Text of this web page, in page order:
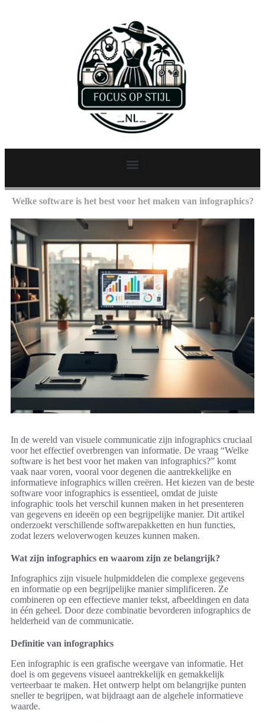
Welke software is het best voor het maken van infographics?
In de wereld van visuele communicatie zijn infographics cruciaal
voor het effectief overbrengen van informatie. De vraag “Welke
software is het best voor het maken van infographics?” komt
vaak naar voren, vooral voor degenen die aantrekkelijke en
informatieve infographics willen creëren. Het kiezen van de beste
software voor infographics is essentieel, omdat de juiste
infographic tools het verschil kunnen maken in het presenteren
van gegevens en ideeën op een begrijpelijke manier. Dit artikel
onderzoekt verschillende softwarepakketten en hun functies,
zodat lezers weloverwogen keuzes kunnen maken.
Wat zijn infographics en waarom zijn ze belangrijk?
Infographics zijn visuele hulpmiddelen die complexe gegevens
en informatie op een begrijpelijke manier simplificeren. Ze
combineren op een effectieve manier tekst, afbeeldingen en data
in één geheel. Door deze combinatie bevorderen infographics de
helderheid van de communicatie.
Definitie van infographics
Een infographic is een grafische weergave van informatie. Het
doel is om gegevens visueel aantrekkelijk en gemakkelijk
verteerbaar te maken. Het ontwerp helpt om belangrijke punten
sneller te begrijpen, wat bijdraagt aan de algehele informatieve
waarde.